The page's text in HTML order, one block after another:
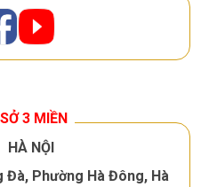
3 MIỀN
HÀ NỘI
Đà, Phường Hà Đông, Hà